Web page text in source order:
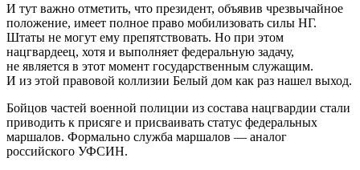
И тут важно отметить, что президент, объявив чрезвычайное
положение, имеет полное право мобилизовать силы НГ.
Штаты не могут ему препятствовать. Но при этом
нацгвардеец, хотя и выполняет федеральную задачу,
не является в этот момент государственным служащим.
И из этой правовой коллизии Белый дом как раз нашел выход.
Бойцов частей военной полиции из состава нацгвардии стали
приводить к присяге и присваивать статус федеральных
маршалов. Формально служба маршалов — аналог
российского УФСИН.